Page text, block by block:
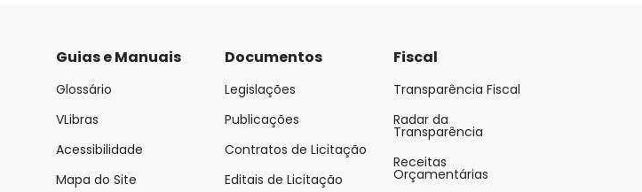
Guias e Manuais
Glossário
VLibras
Acessibilidade
Mapa do Site
Documentos
Legislações
Publicações
Contratos de Licitação
Editais de Licitação
Fiscal
Transparência Fiscal
Radar da
Transparência
Receitas
Orçamentárias